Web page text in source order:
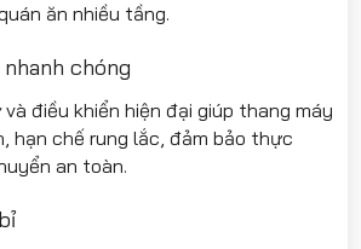
ăn nhiều tầng.
chóng
điều khiển hiện đại giúp thang máy
hạn chế rung lắc, đảm bảo thực
an toàn.